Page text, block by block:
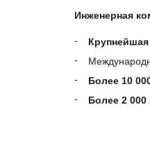
Инженерная
Более 10
Более 2 000